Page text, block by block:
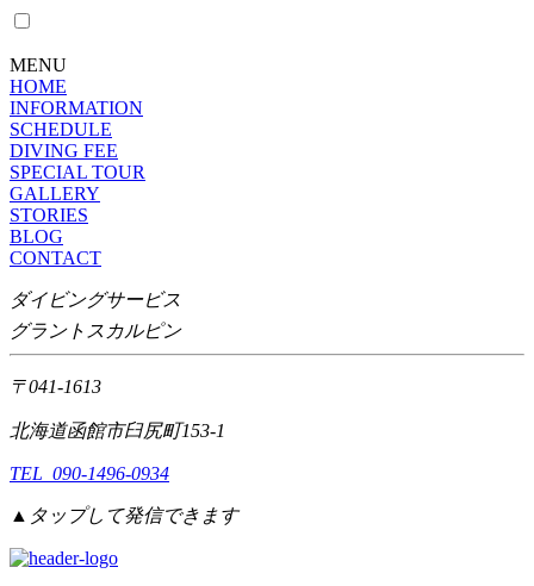
MENU
HOME
INFORMATION
SCHEDULE
DIVING FEE
SPECIAL TOUR
GALLERY
STORIES
BLOG
CONTACT
ダイビングサービス
グラントスカルピン
〒041-1613
北海道函館市臼尻町153-1
TEL 090-1496-0934
▲タップして発信できます